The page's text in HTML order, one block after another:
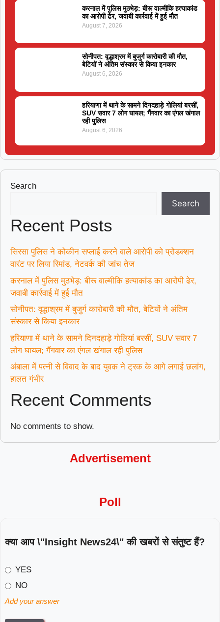
करनाल में पुलिस मुठभेड़: बीरू वाल्मीकि हत्याकांड
का आरोपी ढेर, जवाबी कार्रवाई में हुई मौत
August 7, 2026
सोनीपत: वृद्धाश्रम में बुजुर्ग कारोबारी की मौत,
बेटियों ने अंतिम संस्कार से किया इनकार
August 6, 2026
हरियाणा में थाने के सामने दिनदहाड़े गोलियां बरसीं,
SUV सवार 7 लोग घायल; गैंगवार का एंगल खंगाल
रही पुलिस
August 6, 2026
Search
Search
Recent Posts
सिरसा पुलिस ने कोकीन सप्लाई करने वाले आरोपी को प्रोडक्शन
वारंट पर लिया रिमांड, नेटवर्क की जांच तेज
करनाल में पुलिस मुठभेड़: बीरू वाल्मीकि हत्याकांड का आरोपी ढेर,
जवाबी कार्रवाई में हुई मौत
सोनीपत: वृद्धाश्रम में बुजुर्ग कारोबारी की मौत, बेटियों ने अंतिम
संस्कार से किया इनकार
हरियाणा में थाने के सामने दिनदहाड़े गोलियां बरसीं, SUV सवार 7
लोग घायल; गैंगवार का एंगल खंगाल रही पुलिस
अंबाला में पत्नी से विवाद के बाद युवक ने ट्रक के आगे लगाई छलांग,
हालत गंभीर
Recent Comments
No comments to show.
Advertisement
Poll
क्या आप \"Insight News24\" की खबरों से संतुष्ट हैं?
YES
NO
Add your answer